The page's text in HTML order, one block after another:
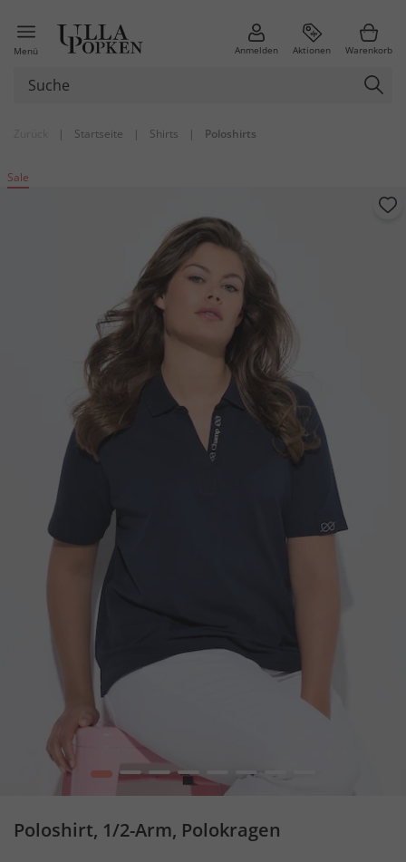
Menü Anmelden Aktionen Warenkorb
| Startseite | Shirts | Poloshirts
Sale
1 2 3 4 5 6 7
Poloshirt, 1/2-Arm, Polokragen